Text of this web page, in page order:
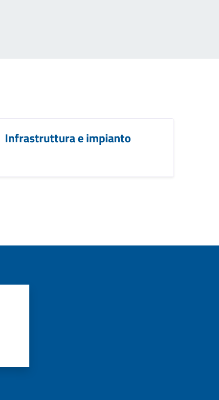
Infrastruttura e impianto